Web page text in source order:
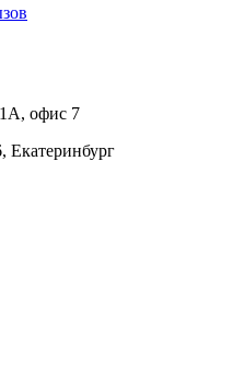
1А, офис 7